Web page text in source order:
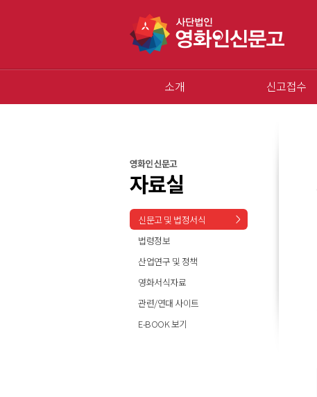
소개 신고접수
영화인 신문고
자료실
신문고 및 법정서식
법령정보
산업연구 및 정책
영화서식자료
관련/연대 사이트
E-BOOK 보기